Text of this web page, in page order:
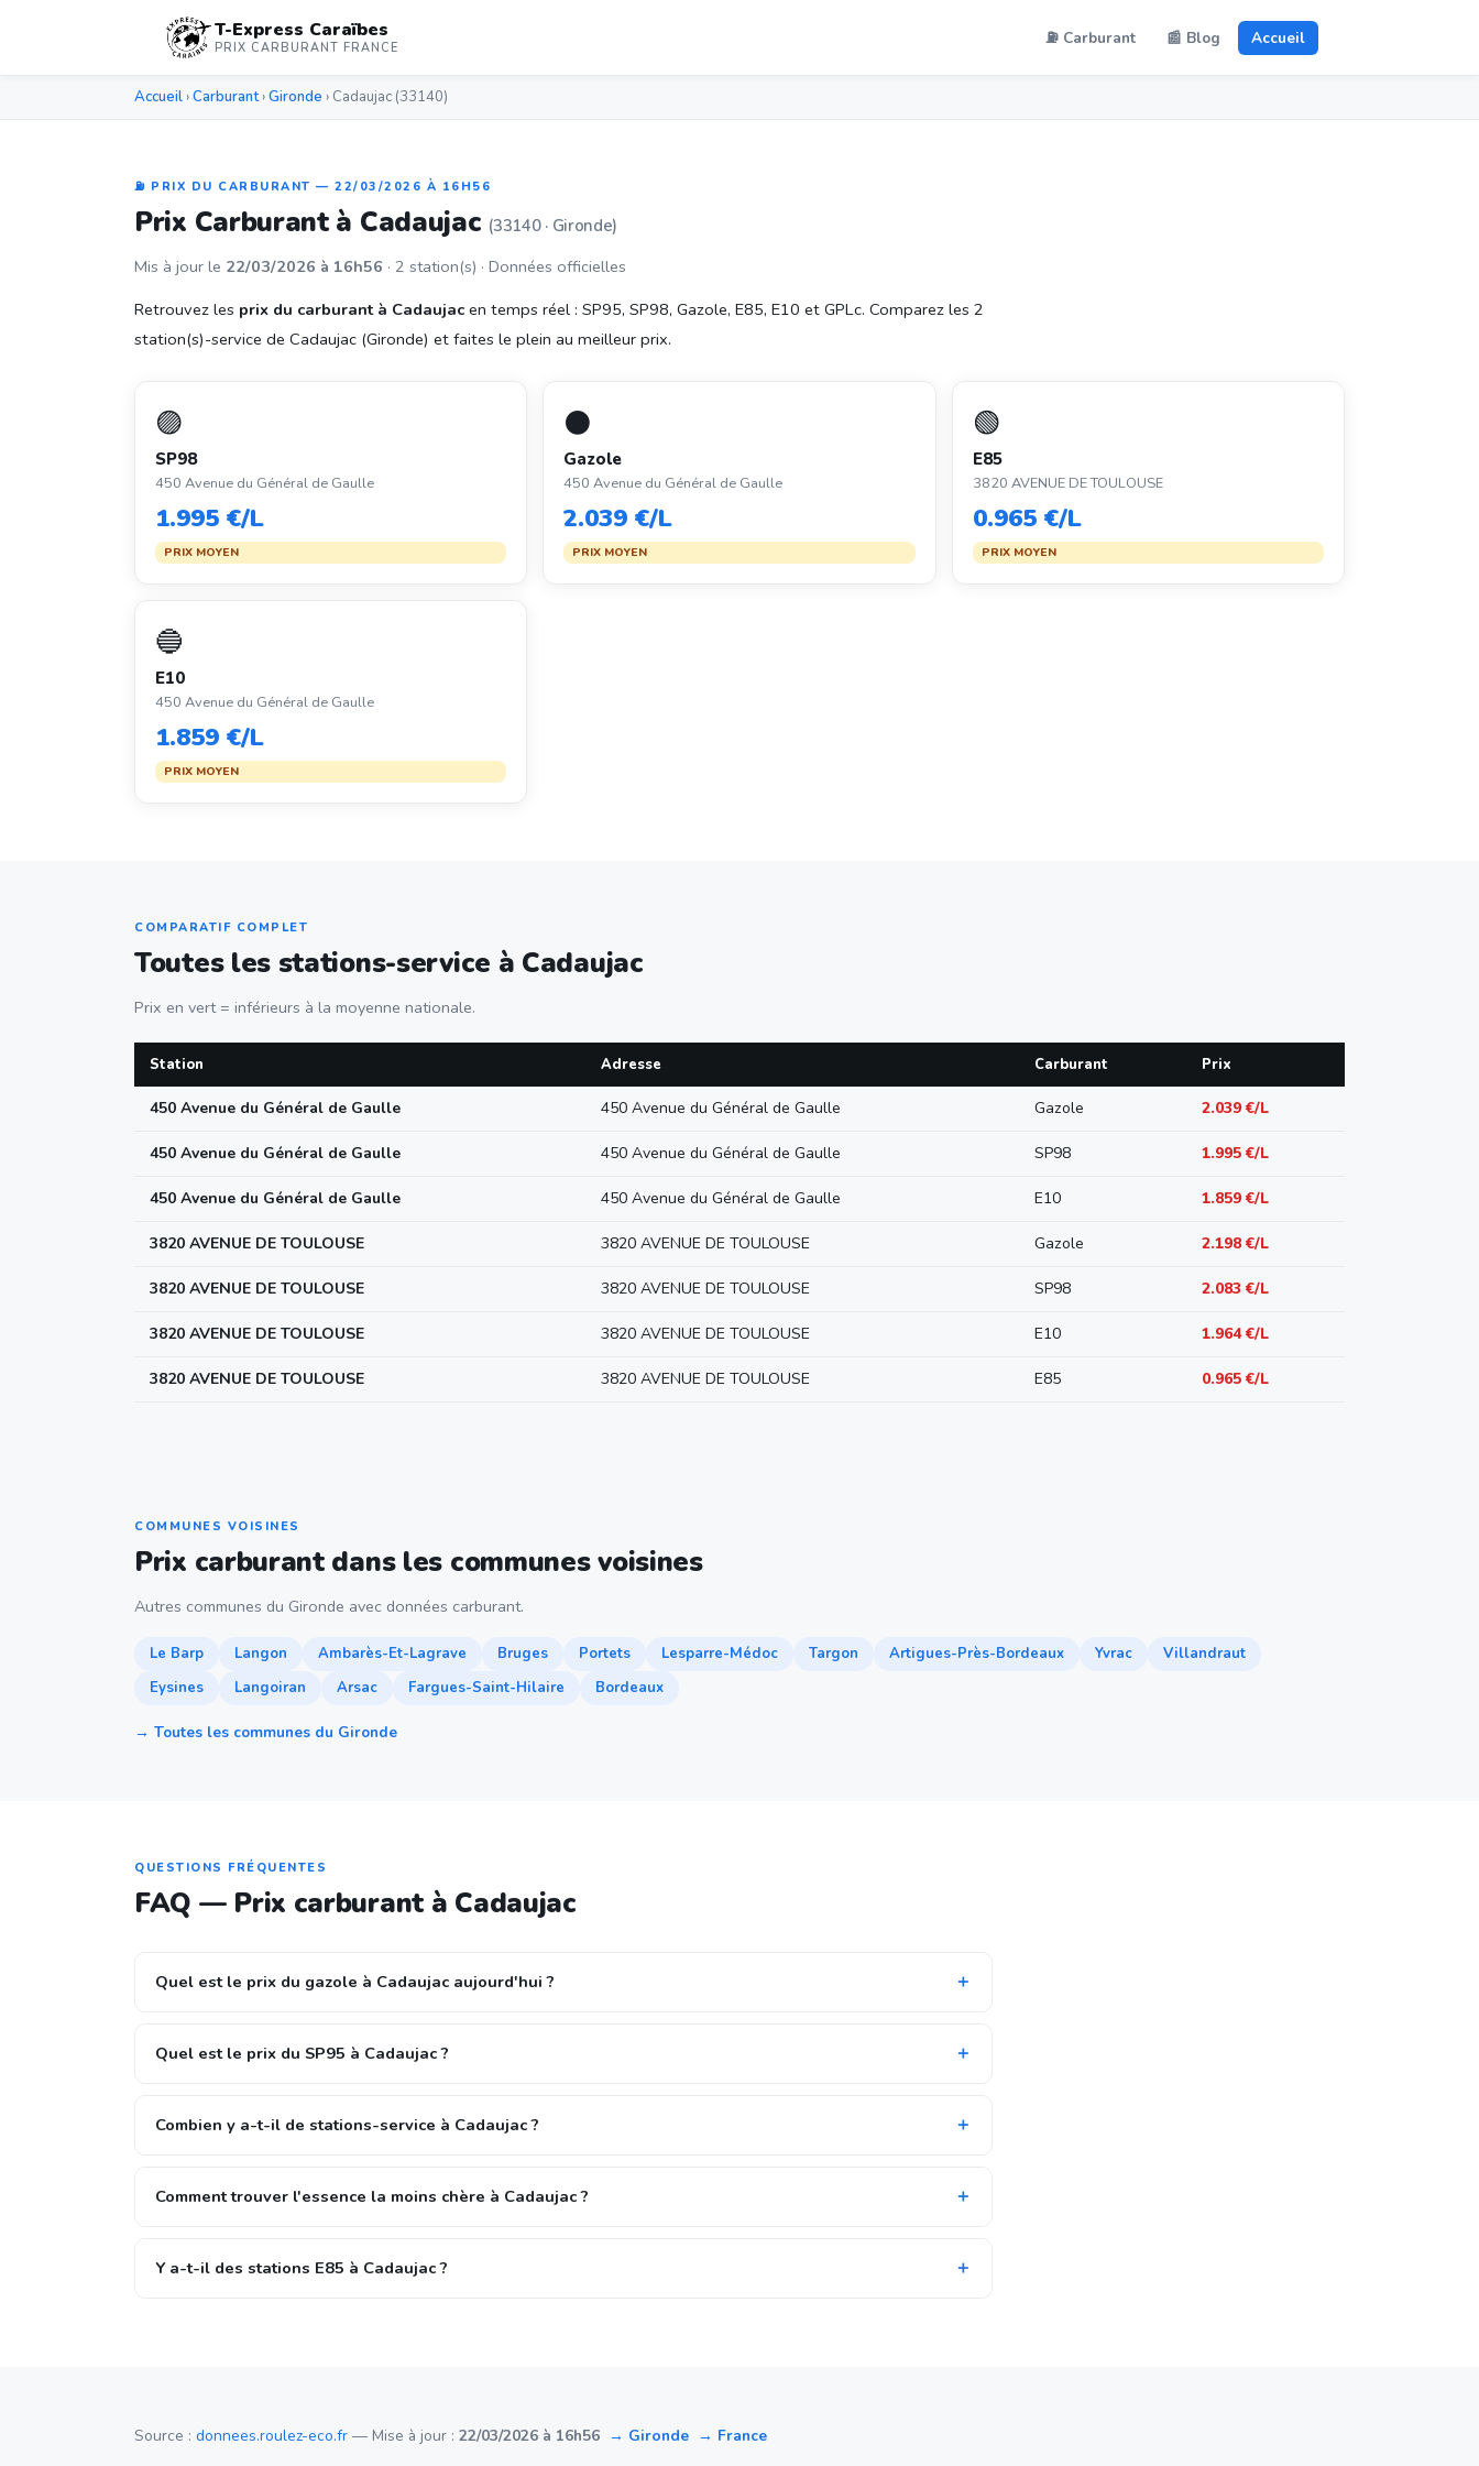
T-Express Caraïbes
PRIX CARBURANT FRANCE ⛽ Carburant 📰 Blog Accueil
Accueil ›Carburant›Gironde › Cadaujac (33140)
⛽ PRIX DU CARBURANT — 22/03/2026 À 16H56
Prix Carburant à Cadaujac (33140 · Gironde)
Mis à jour le 22/03/2026 à 16h56 · 2 station(s) · Données officielles
Retrouvez les prix du carburant à Cadaujac en temps réel : SP95, SP98, Gazole, E85, E10 et GPLc. Comparez les 2
station(s)-service de Cadaujac (Gironde) et faites le plein au meilleur prix.
🟣
SP98
450 Avenue du Général de Gaulle
1.995 €/L
PRIX MOYEN
⚫
Gazole
450 Avenue du Général de Gaulle
2.039 €/L
PRIX MOYEN
🟢
E85
3820 AVENUE DE TOULOUSE
0.965 €/L
PRIX MOYEN
🔵
E10
450 Avenue du Général de Gaulle
1.859 €/L
PRIX MOYEN
COMPARATIF COMPLET
Toutes les stations-service à Cadaujac
Prix en vert = inférieurs à la moyenne nationale.
Station Adresse Carburant Prix
450 Avenue du Général de Gaulle 450 Avenue du Général de Gaulle Gazole 2.039 €/L
450 Avenue du Général de Gaulle 450 Avenue du Général de Gaulle SP98 1.995 €/L
450 Avenue du Général de Gaulle 450 Avenue du Général de Gaulle E10 1.859 €/L
3820 AVENUE DE TOULOUSE 3820 AVENUE DE TOULOUSE Gazole 2.198 €/L
3820 AVENUE DE TOULOUSE 3820 AVENUE DE TOULOUSE SP98 2.083 €/L
3820 AVENUE DE TOULOUSE 3820 AVENUE DE TOULOUSE E10 1.964 €/L
3820 AVENUE DE TOULOUSE 3820 AVENUE DE TOULOUSE E85 0.965 €/L
COMMUNES VOISINES
Prix carburant dans les communes voisines
Autres communes du Gironde avec données carburant.
Le Barp Langon Ambarès-Et-Lagrave Bruges Portets Lesparre-Médoc Targon Artigues-Près-Bordeaux Yvrac
Villandraut
Eysines
Langoiran Arsac Fargues-Saint-Hilaire Bordeaux
→ Toutes les communes du Gironde
QUESTIONS FRÉQUENTES
FAQ — Prix carburant à Cadaujac
Quel est le prix du gazole à Cadaujac aujourd'hui ?
Quel est le prix du SP95 à Cadaujac ?
Combien y a-t-il de stations-service à Cadaujac ?
Comment trouver l'essence la moins chère à Cadaujac ?
Y a-t-il des stations E85 à Cadaujac ?
Source : donnees.roulez-eco.fr — Mise à jour : 22/03/2026 à 16h56 → Gironde → France